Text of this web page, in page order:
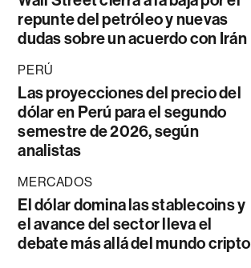
repunte del petróleo y nuevas
dudas sobre un acuerdo con Irán
PERÚ
Las proyecciones del precio del
dólar en Perú para el segundo
semestre de 2026, según
analistas
MERCADOS
El dólar domina las stablecoins y
el avance del sector lleva el
debate más allá del mundo cripto